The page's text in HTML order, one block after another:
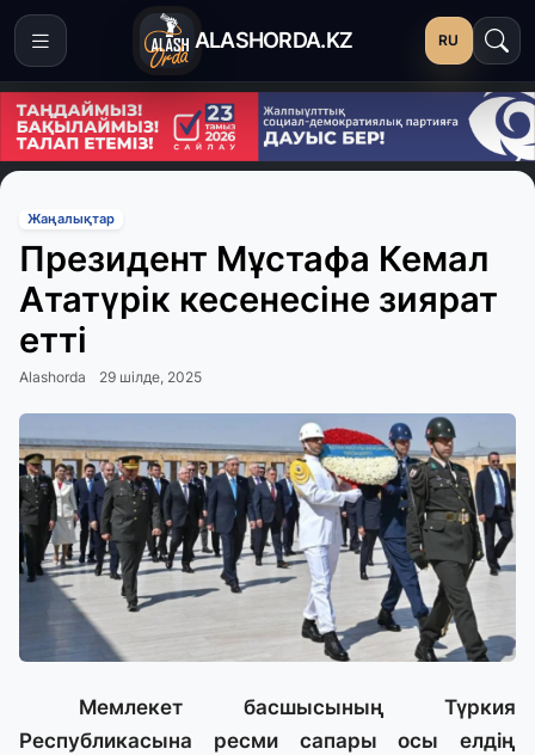
ALASHORDA.KZ RU
Жаңалықтар
Президент Мұстафа Кемал
Ататүрік кесенесіне зиярат
етті
Alashorda 29 шілде, 2025
Мемлекет басшысының Түркия
Республикасына ресми сапары осы елдің